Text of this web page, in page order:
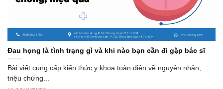
Đau họng là tình trạng gì và khi nào bạn cần đi gặp bác sĩ
Bài viết cung cấp kiến thức y khoa toàn diện về nguyên nhân,
triệu chứng...